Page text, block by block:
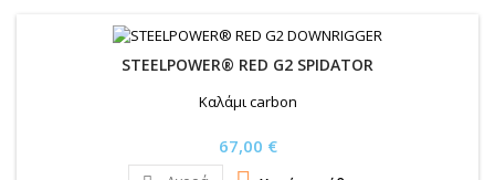
STEELPOWER® RED G2 SPIDATOR
Καλάμι carbon
Τιμή
67,00 €